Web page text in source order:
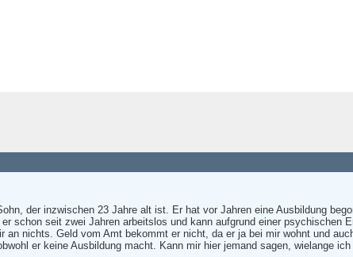
der inzwischen 23 Jahre alt ist. Er hat vor Jahren eine Ausbildung
schon seit zwei Jahren arbeitslos und kann aufgrund einer
an nichts. Geld vom Amt bekommt er nicht, da er ja bei mir wohnt und
er keine Ausbildung macht. Kann mir hier jemand sagen, wielange